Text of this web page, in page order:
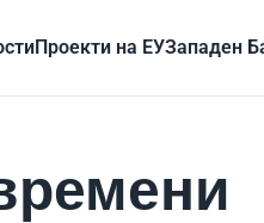
Проекти на ЕУЗападен